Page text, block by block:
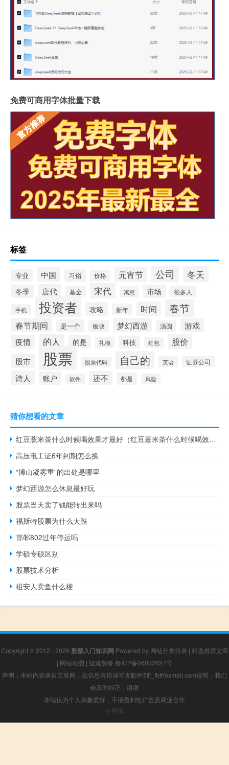
免费可商用字体批量下载
标签
专业 中国 习俗 价格 元宵节 公司 冬天
冬季 唐代 基金 宋代 寓意 市场 很多人
手机 投资者 攻略 新年 时间 春节
春节期间 是一个 板块 梦幻西游 汤圆
游戏
疫情
的人 的是 礼物 科技 红包 股价
股市 股票 股票代码 自己的 英语 证券公司
诗人 账户 软件 还不 都是 风险
猜你想看的文章
红豆薏米茶什么时候喝效果才最好（红豆薏米茶什么时候喝效果最好）
高压电工证6年到期怎么换
“博山凝雾重”的出处是哪里
梦幻西游怎么休息最好玩
股票当天卖了钱能转出来吗
福斯特股票为什么大跌
邯郸802过年停运吗
学硕专硕区别
股票技术分析
祖安人卖鱼什么梗
Copyright © 2012 - 2026 股票入门知识网 Powered by 网站分类目录 | 精选推荐文章
| 网站地图 | 疑难解答 鲁ICP备06032627号
声明：本站内容来自互联网，如信息有错误可发邮件到f_fb#foxmail.com说明，我们
会及时纠正，谢谢
本站仅为个人兴趣爱好，不接盈利性广告及商业合作
小男孩